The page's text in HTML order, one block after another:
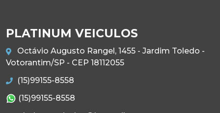
PLATINUM VEICULOS
Octávio Augusto Rangel, 1455 - Jardim Toledo -
Votorantim/SP - CEP 18112055
(15)99155-8558
(15)99155-8558